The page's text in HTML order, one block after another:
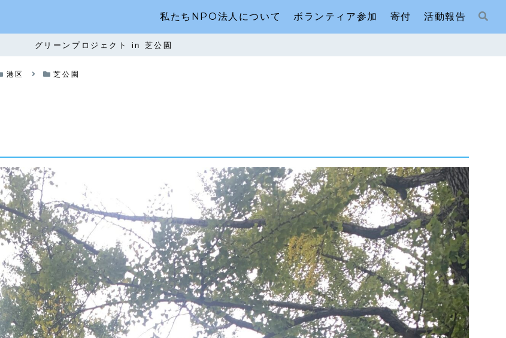
私たちNPO法人について ボランティア参加 寄付 活動報告
グリーンプロジェクト in 芝公園
港区 芝公園